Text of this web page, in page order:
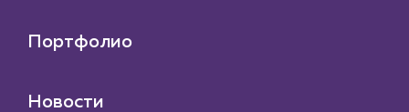
Портфолио
Новости